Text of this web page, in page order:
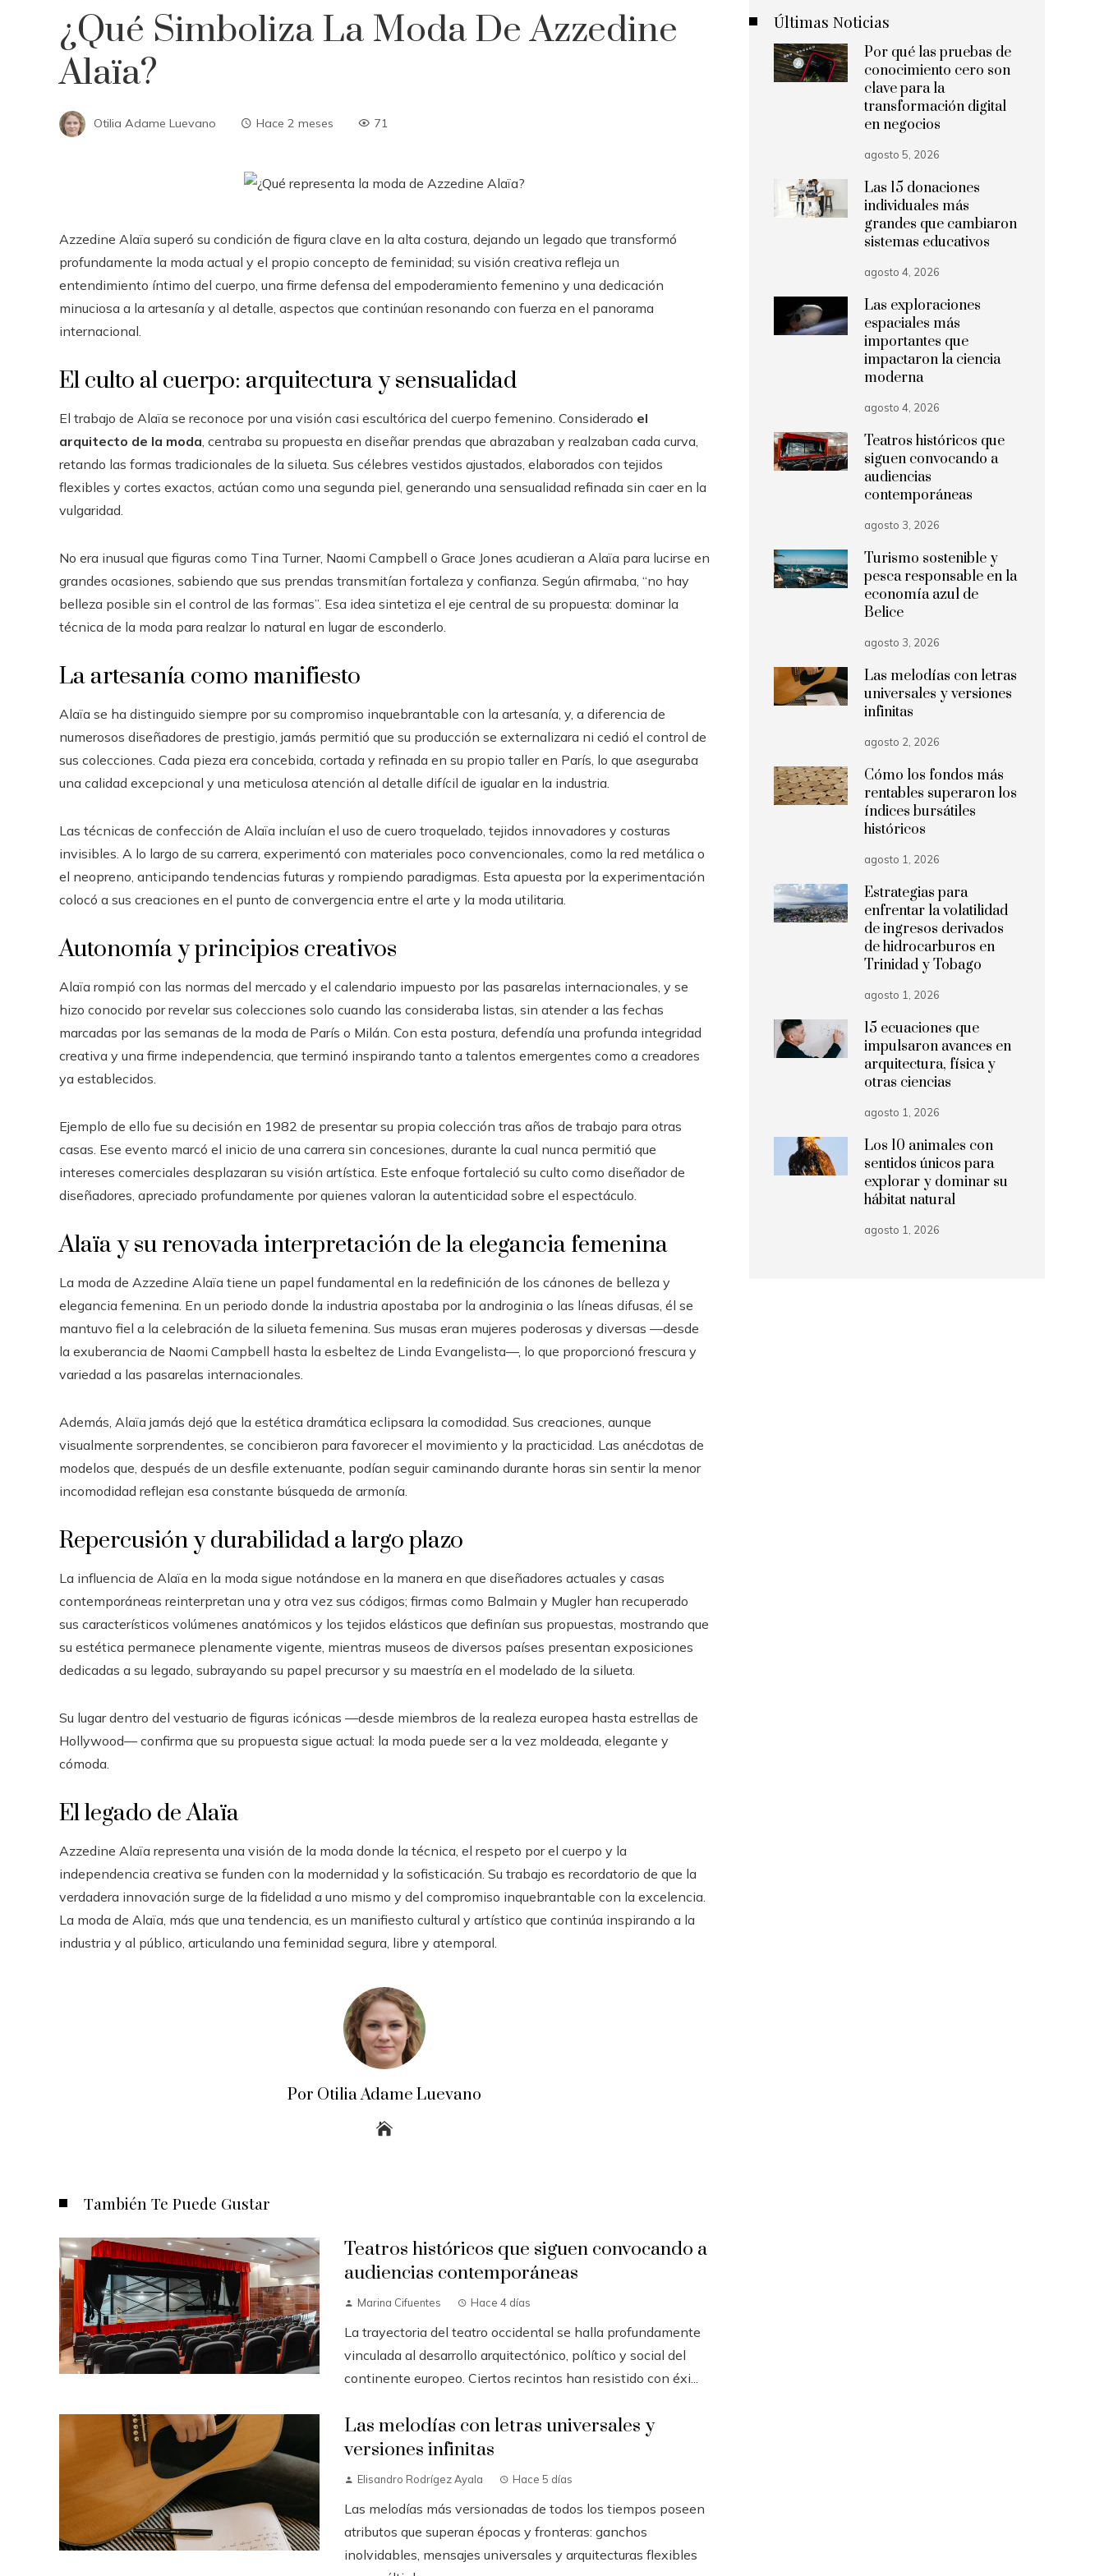
¿Qué Simboliza La Moda De Azzedine
Alaïa?
Otilia Adame Luevano Hace 2 meses 71
Azzedine Alaïa superó su condición de figura clave en la alta costura, dejando un legado que transformó
profundamente la moda actual y el propio concepto de feminidad; su visión creativa refleja un
entendimiento íntimo del cuerpo, una firme defensa del empoderamiento femenino y una dedicación
minuciosa a la artesanía y al detalle, aspectos que continúan resonando con fuerza en el panorama
internacional.
El culto al cuerpo: arquitectura y sensualidad
El trabajo de Alaïa se reconoce por una visión casi escultórica del cuerpo femenino. Considerado el
arquitecto de la moda, centraba su propuesta en diseñar prendas que abrazaban y realzaban cada curva,
retando las formas tradicionales de la silueta. Sus célebres vestidos ajustados, elaborados con tejidos
flexibles y cortes exactos, actúan como una segunda piel, generando una sensualidad refinada sin caer en la
vulgaridad.
No era inusual que figuras como Tina Turner, Naomi Campbell o Grace Jones acudieran a Alaïa para lucirse en
grandes ocasiones, sabiendo que sus prendas transmitían fortaleza y confianza. Según afirmaba, “no hay
belleza posible sin el control de las formas”. Esa idea sintetiza el eje central de su propuesta: dominar la
técnica de la moda para realzar lo natural en lugar de esconderlo.
La artesanía como manifiesto
Alaïa se ha distinguido siempre por su compromiso inquebrantable con la artesanía, y, a diferencia de
numerosos diseñadores de prestigio, jamás permitió que su producción se externalizara ni cedió el control de
sus colecciones. Cada pieza era concebida, cortada y refinada en su propio taller en París, lo que aseguraba
una calidad excepcional y una meticulosa atención al detalle difícil de igualar en la industria.
Las técnicas de confección de Alaïa incluían el uso de cuero troquelado, tejidos innovadores y costuras
invisibles. A lo largo de su carrera, experimentó con materiales poco convencionales, como la red metálica o
el neopreno, anticipando tendencias futuras y rompiendo paradigmas. Esta apuesta por la experimentación
colocó a sus creaciones en el punto de convergencia entre el arte y la moda utilitaria.
Autonomía y principios creativos
Alaïa rompió con las normas del mercado y el calendario impuesto por las pasarelas internacionales, y se
hizo conocido por revelar sus colecciones solo cuando las consideraba listas, sin atender a las fechas
marcadas por las semanas de la moda de París o Milán. Con esta postura, defendía una profunda integridad
creativa y una firme independencia, que terminó inspirando tanto a talentos emergentes como a creadores
ya establecidos.
Ejemplo de ello fue su decisión en 1982 de presentar su propia colección tras años de trabajo para otras
casas. Ese evento marcó el inicio de una carrera sin concesiones, durante la cual nunca permitió que
intereses comerciales desplazaran su visión artística. Este enfoque fortaleció su culto como diseñador de
diseñadores, apreciado profundamente por quienes valoran la autenticidad sobre el espectáculo.
Alaïa y su renovada interpretación de la elegancia femenina
La moda de Azzedine Alaïa tiene un papel fundamental en la redefinición de los cánones de belleza y
elegancia femenina. En un periodo donde la industria apostaba por la androginia o las líneas difusas, él se
mantuvo fiel a la celebración de la silueta femenina. Sus musas eran mujeres poderosas y diversas —desde
la exuberancia de Naomi Campbell hasta la esbeltez de Linda Evangelista—, lo que proporcionó frescura y
variedad a las pasarelas internacionales.
Además, Alaïa jamás dejó que la estética dramática eclipsara la comodidad. Sus creaciones, aunque
visualmente sorprendentes, se concibieron para favorecer el movimiento y la practicidad. Las anécdotas de
modelos que, después de un desfile extenuante, podían seguir caminando durante horas sin sentir la menor
incomodidad reflejan esa constante búsqueda de armonía.
Repercusión y durabilidad a largo plazo
La influencia de Alaïa en la moda sigue notándose en la manera en que diseñadores actuales y casas
contemporáneas reinterpretan una y otra vez sus códigos; firmas como Balmain y Mugler han recuperado
sus característicos volúmenes anatómicos y los tejidos elásticos que definían sus propuestas, mostrando que
su estética permanece plenamente vigente, mientras museos de diversos países presentan exposiciones
dedicadas a su legado, subrayando su papel precursor y su maestría en el modelado de la silueta.
Su lugar dentro del vestuario de figuras icónicas —desde miembros de la realeza europea hasta estrellas de
Hollywood— confirma que su propuesta sigue actual: la moda puede ser a la vez moldeada, elegante y
cómoda.
El legado de Alaïa
Azzedine Alaïa representa una visión de la moda donde la técnica, el respeto por el cuerpo y la
independencia creativa se funden con la modernidad y la sofisticación. Su trabajo es recordatorio de que la
verdadera innovación surge de la fidelidad a uno mismo y del compromiso inquebrantable con la excelencia.
La moda de Alaïa, más que una tendencia, es un manifiesto cultural y artístico que continúa inspirando a la
industria y al público, articulando una feminidad segura, libre y atemporal.
Por Otilia Adame Luevano
También Te Puede Gustar
Teatros históricos que siguen convocando a
audiencias contemporáneas
Marina Cifuentes Hace 4 días
La trayectoria del teatro occidental se halla profundamente
vinculada al desarrollo arquitectónico, político y social del
continente europeo. Ciertos recintos han resistido con éxi...
Las melodías con letras universales y
versiones infinitas
Elisandro Rodrígez Ayala Hace 5 días
Las melodías más versionadas de todos los tiempos poseen
atributos que superan épocas y fronteras: ganchos
inolvidables, mensajes universales y arquitecturas flexibles
Últimas Noticias
Por qué las pruebas de
conocimiento cero son
clave para la
transformación digital
en negocios
agosto 5, 2026
Las 15 donaciones
individuales más
grandes que cambiaron
sistemas educativos
agosto 4, 2026
Las exploraciones
espaciales más
importantes que
impactaron la ciencia
moderna
agosto 4, 2026
Teatros históricos que
siguen convocando a
audiencias
contemporáneas
agosto 3, 2026
Turismo sostenible y
pesca responsable en la
economía azul de
Belice
agosto 3, 2026
Las melodías con letras
universales y versiones
infinitas
agosto 2, 2026
Cómo los fondos más
rentables superaron los
índices bursátiles
históricos
agosto 1, 2026
Estrategias para
enfrentar la volatilidad
de ingresos derivados
de hidrocarburos en
Trinidad y Tobago
agosto 1, 2026
15 ecuaciones que
impulsaron avances en
arquitectura, física y
otras ciencias
agosto 1, 2026
Los 10 animales con
sentidos únicos para
explorar y dominar su
hábitat natural
agosto 1, 2026